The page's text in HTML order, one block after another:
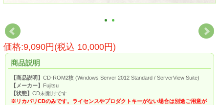
価格:9,090円(税込 10,000円)
商品説明
【商品説明】 CD-ROM2枚 (Windows Server 2012 Standard / ServerView Suite)
【メーカー】 Fujitsu
【状態】 CD未開封です
※リカバリCDのみです。ライセンスやプロダクトキーがない場合は別途ご用意が